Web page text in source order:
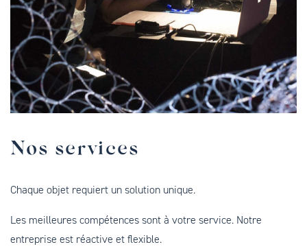
Nos services
Chaque objet requiert un solution unique.
Les meilleures compétences sont à votre service. Notre
entreprise est réactive et flexible.